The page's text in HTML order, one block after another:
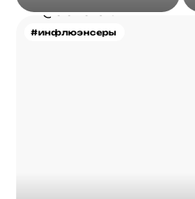
#инфлюэнсеры